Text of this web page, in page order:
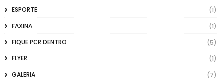
ESPORTE
(1)
FAXINA
(1)
FIQUE POR DENTRO
(5)
FLYER
(1)
GALERIA
(7)